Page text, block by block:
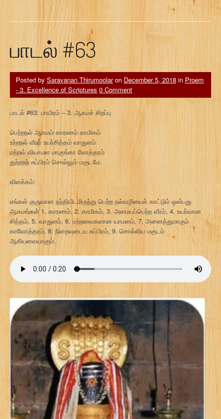
பாடல் #63
Posted by Saravanan Thirumoolaron December 5, 2018 in Proem
- 3. Excellence of Scriptures 0 Comment
பாடல் #63: பாயிரம் – 3. ஆகமச் சிறப்பு
பெற்றநல் ஆகமம் காரணம் காமிகம்
உற்றநல் வீரம் உயர்சித்தம் வாதுளம்
மற்றவ் வியாமள மாகுங்கா லோத்தரம்
துற்றநற் சுப்பிரம் சொல்லும் மகுடமே.
விளக்கம்:
எங்கள் குருவான நந்தியிடமிருந்து பெற்ற நல்வழியைக் காட்டும் ஒன்பது
ஆகமங்கள் 1. காரணம், 2. காமிகம், 3. அமையப்பெற்ற வீரம், 4. உயர்வான
சித்தம், 5. வாதுளம், 6. மற்றவைகளான யாமளம், 7. அனைத்துமாகும்
காலோத்தரம், 8. நிறைவுடைய சுப்பிரம், 9. சொல்லிய மகுடம்
ஆகியவையாகும்.